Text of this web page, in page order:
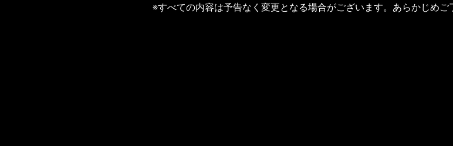
※すべての内容は予告なく変更となる場合がございます。あらかじめご